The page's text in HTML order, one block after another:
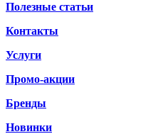
Полезные статьи
Контакты
Услуги
Промо-акции
Бренды
Новинки